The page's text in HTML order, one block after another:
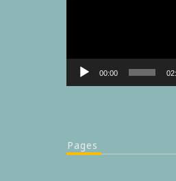
00:00
Pages